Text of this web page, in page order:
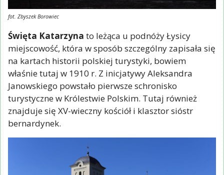
fot. Zbyszek Borowiec
Święta Katarzyna to leżąca u podnóży Łysicy
miejscowość, która w sposób szczególny zapisała się
na kartach historii polskiej turystyki, bowiem
właśnie tutaj w 1910 r. Z inicjatywy Aleksandra
Janowskiego powstało pierwsze schronisko
turystyczne w Królestwie Polskim. Tutaj również
znajduje się XV-wieczny kościół i klasztor sióstr
bernardynek.